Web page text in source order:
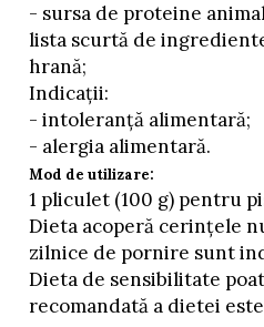
- sursa de proteine
lista scurtă de
hrană;
Indicații:
- intoleranță alimentară;
- alergia alimentară.
Mod de utilizare:
1 pliculet (100 g) pentru
Dieta acoperă cerințele
zilnice de pornire sunt
Dieta de sensibilitate
recomandată a dietei